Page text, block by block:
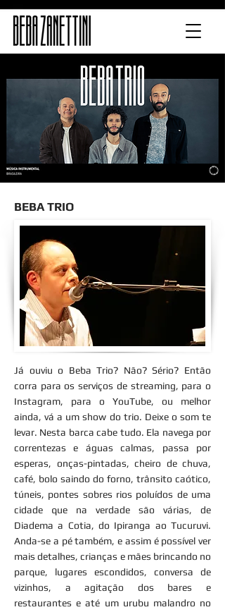
BEBA TRIO
Já ouviu o Beba Trio? Não? Sério? Então
corra para os serviços de streaming, para o
Instagram, para o YouTube, ou melhor
ainda, vá a um show do trio. Deixe o som te
levar. Nesta barca cabe tudo. Ela navega por
correntezas e águas calmas, passa por
esperas, onças-pintadas, cheiro de chuva,
café, bolo saindo do forno, trânsito caótico,
túneis, pontes sobres rios poluídos de uma
cidade que na verdade são várias, de
Diadema a Cotia, do Ipiranga ao Tucuruvi.
Anda-se a pé também, e assim é possível ver
mais detalhes, crianças e mães brincando no
parque, lugares escondidos, conversa de
vizinhos, a agitação dos bares e
restaurantes e até um urubu malandro no